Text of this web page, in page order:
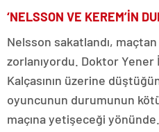
‘NELSSON VE KEREM’İN
Nelsson sakatlandı,
zorlanıyordu. Doktor Yener
Kalçasının üzerine
oyuncunun durumunun
maçına yetişeceği